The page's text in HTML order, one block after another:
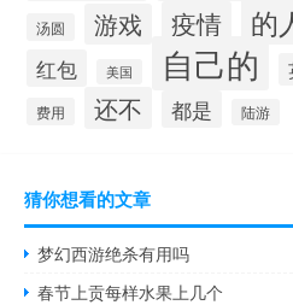
汤圆 游戏 疫情 的
红包
美国 自己的
费用 还不 都是 陆游
猜你想看的文章
梦幻西游绝杀有用吗
春节上贡每样水果上几个